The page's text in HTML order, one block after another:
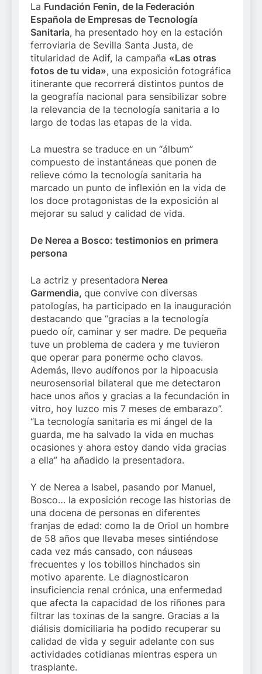
La Fundación Fenin, de la Federación
Española de Empresas de Tecnología
Sanitaria, ha presentado hoy en la estación
ferroviaria de Sevilla Santa Justa, de
titularidad de Adif, la campaña «Las otras
fotos de tu vida», una exposición fotográfica
itinerante que recorrerá distintos puntos de
la geografía nacional para sensibilizar sobre
la relevancia de la tecnología sanitaria a lo
largo de todas las etapas de la vida.
La muestra se traduce en un “álbum”
compuesto de instantáneas que ponen de
relieve cómo la tecnología sanitaria ha
marcado un punto de inflexión en la vida de
los doce protagonistas de la exposición al
mejorar su salud y calidad de vida.
De Nerea a Bosco: testimonios en primera
persona
La actriz y presentadora Nerea
Garmendia, que convive con diversas
patologías, ha participado en la inauguración
destacando que “gracias a la tecnología
puedo oír, caminar y ser madre. De pequeña
tuve un problema de cadera y me tuvieron
que operar para ponerme ocho clavos.
Además, llevo audífonos por la hipoacusia
neurosensorial bilateral que me detectaron
hace unos años y gracias a la fecundación in
vitro, hoy luzco mis 7 meses de embarazo”.
“La tecnología sanitaria es mi ángel de la
guarda, me ha salvado la vida en muchas
ocasiones y ahora estoy dando vida gracias
a ella” ha añadido la presentadora.
Y de Nerea a Isabel, pasando por Manuel,
Bosco… la exposición recoge las historias de
una docena de personas en diferentes
franjas de edad: como la de Oriol un hombre
de 58 años que llevaba meses sintiéndose
cada vez más cansado, con náuseas
frecuentes y los tobillos hinchados sin
motivo aparente. Le diagnosticaron
insuficiencia renal crónica, una enfermedad
que afecta la capacidad de los riñones para
filtrar las toxinas de la sangre. Gracias a la
diálisis domiciliaria ha podido recuperar su
calidad de vida y seguir adelante con sus
actividades cotidianas mientras espera un
trasplante.